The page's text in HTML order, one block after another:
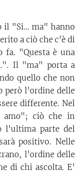
il "Si… ma" hanno
a ciò che c'è di
"Questa è una
Il "ma" porta a
quello che non
però l'ordine delle
differente. Nel
ciò che in
l'ultima parte del
positivo. Nelle
l'ordine delle
di chi ascolta. E'